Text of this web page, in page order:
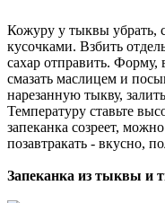
Кожуру у тыквы убрать,
кусочками. Взбить
сахар отправить. Форму,
смазать маслицем и
нарезанную тыкву,
Температуру ставьте
запеканка созреет,
позавтракать - вкусно,
Запеканка из тыквы и